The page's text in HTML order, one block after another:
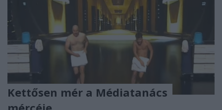
Kettősen mér a Médiatanács